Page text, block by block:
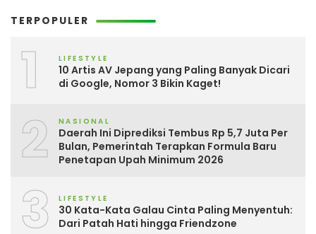
TERPOPULER
1 LIFESTYLE
10 Artis AV Jepang yang Paling Banyak Dicari
di Google, Nomor 3 Bikin Kaget!
2 NASIONAL
Daerah Ini Diprediksi Tembus Rp 5,7 Juta Per
Bulan, Pemerintah Terapkan Formula Baru
Penetapan Upah Minimum 2026
3 LIFESTYLE
30 Kata-Kata Galau Cinta Paling Menyentuh:
Dari Patah Hati hingga Friendzone